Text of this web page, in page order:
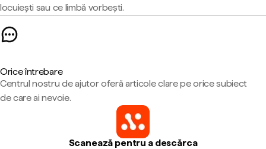
locuiești sau ce limbă vorbești.
Orice întrebare
Centrul nostru de ajutor oferă articole clare pe orice subiect
de care ai nevoie.
Scanează pentru a descărca